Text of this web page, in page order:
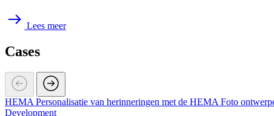
Lees meer
Cases
HEMA Personalisatie van herinneringen met de HEMA Foto
Development